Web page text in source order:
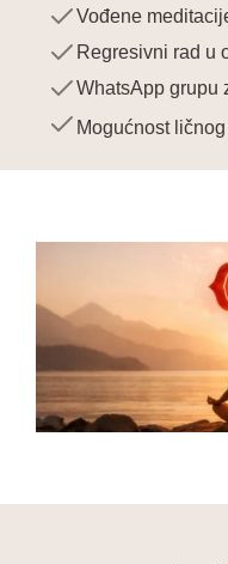
Vođene
Regresivni rad u
WhatsApp grupu
Mogućnost